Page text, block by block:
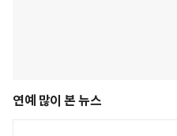
연예 많이 본 뉴스